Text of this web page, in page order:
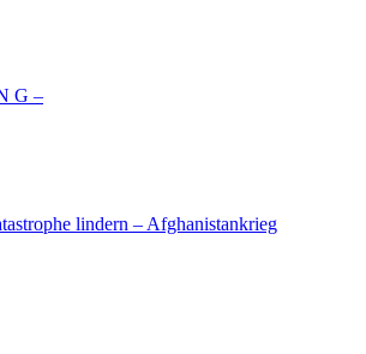
G –
lindern – Afghanistankrieg